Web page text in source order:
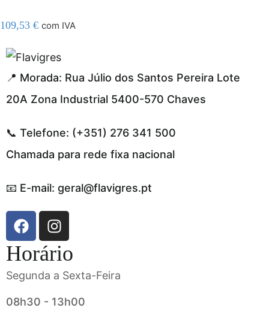
109,53 € com IVA
resmi adresi
📍 Morada: Rua Júlio dos Santos Pereira Lote
20A Zona Industrial 5400-570 Chaves
📞 Telefone: (+351) 276 341 500
Chamada para rede fixa nacional
📧 E-mail: geral@flavigres.pt
Horário
Segunda a Sexta-Feira
08h30 - 13h00